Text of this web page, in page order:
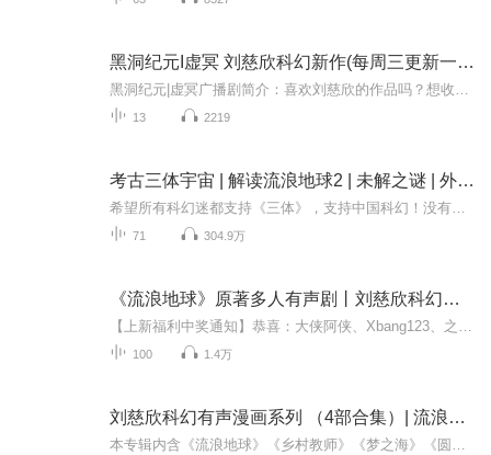
黑洞纪元I虚冥 刘慈欣科幻新作(每周三更新一集）
13 2219
考古三体宇宙 | 解读流浪地球2 | 未解之谜 | 外星文明 | 球状闪电解读
71 304.9万
《流浪地球》原著多人有声剧丨刘慈欣科幻宇宙全收录丨全景声音效
100 1.4万
刘慈欣科幻有声漫画系列 （4部合集）| 流浪地球 | 多人有声